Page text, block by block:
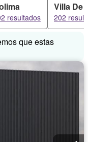
resultados
Villa De
202
que estas